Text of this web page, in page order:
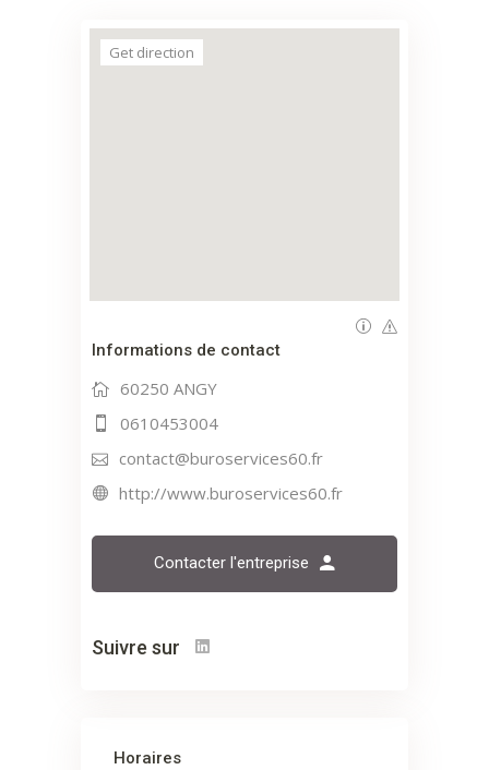
Get direction
Informations de contact
60250 ANGY
0610453004
contact@buroservices60.fr
http://www.buroservices60.fr
Contacter l'entreprise
Suivre sur
Horaires